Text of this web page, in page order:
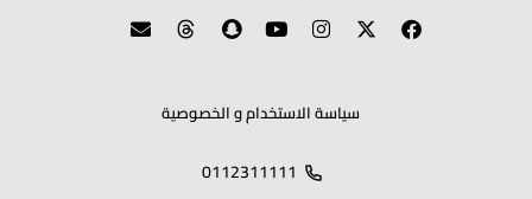
سياسة الاستخدام و الخصوصية
0112311111